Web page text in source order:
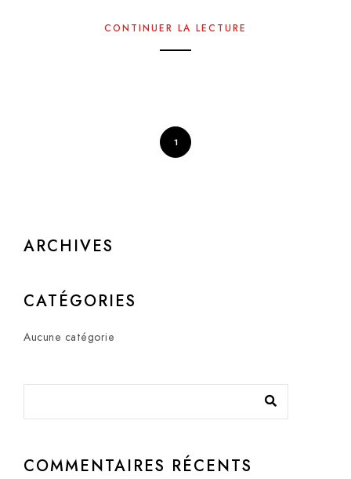
CONTINUER LA LECTURE
1
ARCHIVES
CATÉGORIES
Aucune catégorie
COMMENTAIRES RÉCENTS